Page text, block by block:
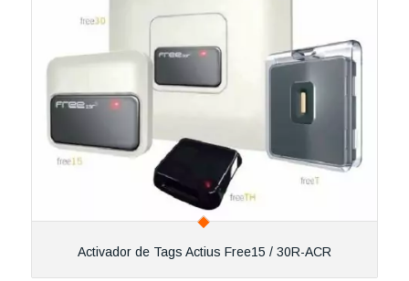
Activador de Tags Actius Free15 / 30R-ACR